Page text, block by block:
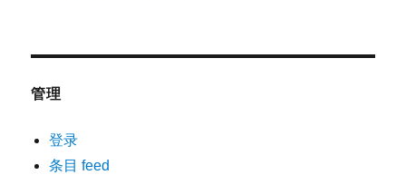
管理
登录
条目 feed